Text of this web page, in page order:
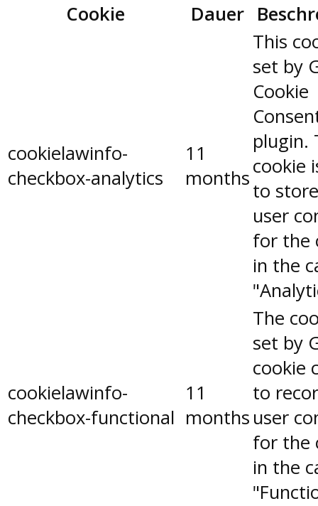
Cookie
Dauer
cookielawinfo-
checkbox-analytics
11
months
This
set by
Cookie
plugin.
cookie
to
user
for the
in the
cookielawinfo-
checkbox-functional
11
months
The
set by
cookie
to
user
for the
in the